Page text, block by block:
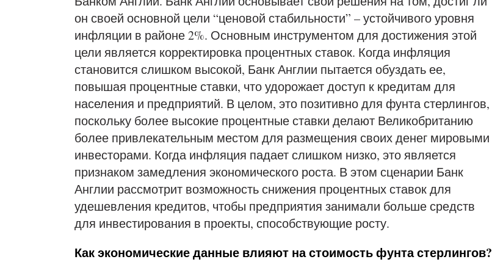
он своей основной цели “ценовой стабильности” – устойчивого уровня
инфляции в районе 2%. Основным инструментом для достижения этой
цели является корректировка процентных ставок. Когда инфляция
становится слишком высокой, Банк Англии пытается обуздать ее,
повышая процентные ставки, что удорожает доступ к кредитам для
населения и предприятий. В целом, это позитивно для фунта стерлингов,
поскольку более высокие процентные ставки делают Великобританию
более привлекательным местом для размещения своих денег мировыми
инвесторами. Когда инфляция падает слишком низко, это является
признаком замедления экономического роста. В этом сценарии Банк
Англии рассмотрит возможность снижения процентных ставок для
удешевления кредитов, чтобы предприятия занимали больше средств
для инвестирования в проекты, способствующие росту.
Как экономические данные влияют на стоимость фунта стерлингов?